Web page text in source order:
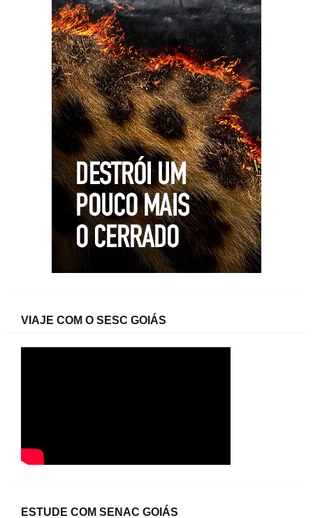
VIAJE COM O SESC GOIÁS
ESTUDE COM SENAC GOIÁS